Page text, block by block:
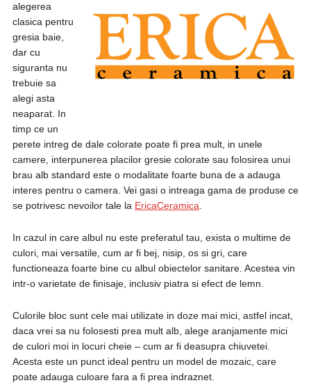
alegerea
clasica pentru
gresia baie,
dar cu
siguranta nu
trebuie sa
alegi asta
neaparat. In
timp ce un
perete intreg de dale colorate poate fi prea mult, in unele
camere, interpunerea placilor gresie colorate sau folosirea unui
brau alb standard este o modalitate foarte buna de a adauga
interes pentru o camera. Vei gasi o intreaga gama de produse ce
se potrivesc nevoilor tale la EricaCeramica
In cazul in care albul nu este preferatul tau, exista o multime de
culori, mai versatile, cum ar fi bej, nisip, os si gri, care
functioneaza foarte bine cu albul obiectelor sanitare. Acestea vin
intr-o varietate de finisaje, inclusiv piatra si efect de lemn.
Culorile bloc sunt cele mai utilizate in doze mai mici, astfel incat,
daca vrei sa nu folosesti prea mult alb, alege aranjamente mici
de culori moi in locuri cheie – cum ar fi deasupra chiuvetei.
Acesta este un punct ideal pentru un model de mozaic, care
poate adauga culoare fara a fi prea indraznet.